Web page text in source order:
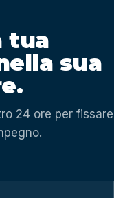
tua
sua
24 ore per fissare